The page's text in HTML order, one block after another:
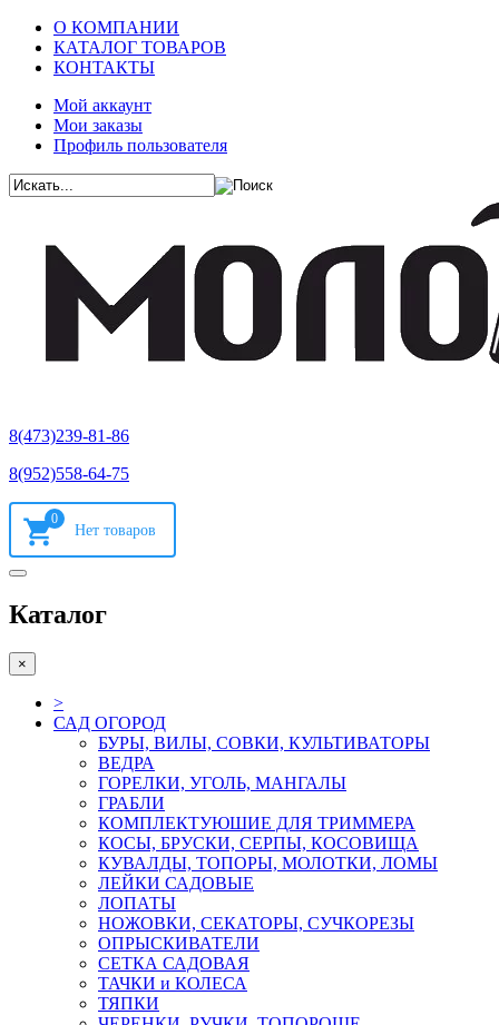
О КОМПАНИИ
КАТАЛОГ ТОВАРОВ
КОНТАКТЫ
Мой аккаунт
Мои заказы
Профиль пользователя
8(473)239-81-86
8(952)558-64-75
0
Каталог
×
>
САД ОГОРОД
БУРЫ, ВИЛЫ, СОВКИ, КУЛЬТИВАТОРЫ
ВЕДРА
ГОРЕЛКИ, УГОЛЬ, МАНГАЛЫ
ГРАБЛИ
КОМПЛЕКТУЮШИЕ ДЛЯ ТРИММЕРА
КОСЫ, БРУСКИ, СЕРПЫ, КОСОВИЩА
КУВАЛДЫ, ТОПОРЫ, МОЛОТКИ, ЛОМЫ
ЛЕЙКИ САДОВЫЕ
ЛОПАТЫ
НОЖОВКИ, СЕКАТОРЫ, СУЧКОРЕЗЫ
ОПРЫСКИВАТЕЛИ
СЕТКА САДОВАЯ
ТАЧКИ и КОЛЕСА
ТЯПКИ